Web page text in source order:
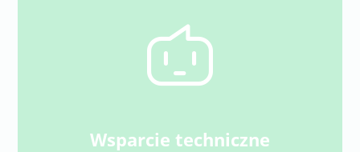
Wsparcie techniczne